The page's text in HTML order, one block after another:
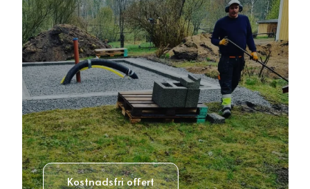
Kostnadsfri offert